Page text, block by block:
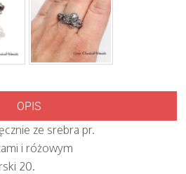
OPIS
ze srebra pr.
i różowym
20.